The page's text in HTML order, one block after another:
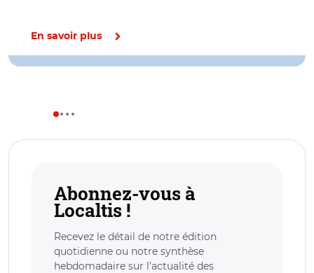
En savoir plus
Abonnez-vous à
Localtis !
Recevez le détail de notre édition
quotidienne ou notre synthèse
hebdomadaire sur l’actualité des